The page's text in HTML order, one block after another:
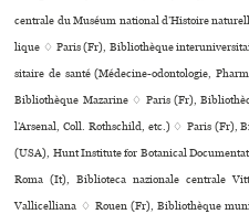
cen­trale du Muséum natio­nal d’Histoire
li­que ♢ Paris (Fr), Bibliothèque
si­taire de santé (Médecine-odon­to­lo­gie,
Bibliothèque Mazarine ♢ Paris (Fr),
l’Arsenal, Coll. Rothschild, etc.) ♢ Paris (Fr),
(USA), Hunt Institute for Botanical
Roma (It), Biblioteca nazio­nale cen­trale
Vallicelliana ♢ Rouen (Fr), Bibliothèque